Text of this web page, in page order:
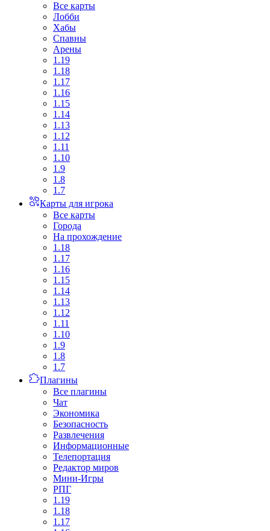
Все карты
Лобби
Хабы
Спавны
Арены
1.19
1.18
1.17
1.16
1.15
1.14
1.13
1.12
1.11
1.10
1.9
1.8
1.7
Карты для игрока
Все карты
Города
На прохождение
1.18
1.17
1.16
1.15
1.14
1.13
1.12
1.11
1.10
1.9
1.8
1.7
Плагины
Все плагины
Чат
Экономика
Безопасность
Развлечения
Информационные
Телепортация
Редактор миров
Мини-Игры
РПГ
1.19
1.18
1.17